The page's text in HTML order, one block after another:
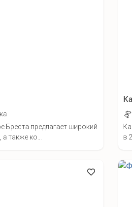
Бреста предлагает широкий
также ко...
в